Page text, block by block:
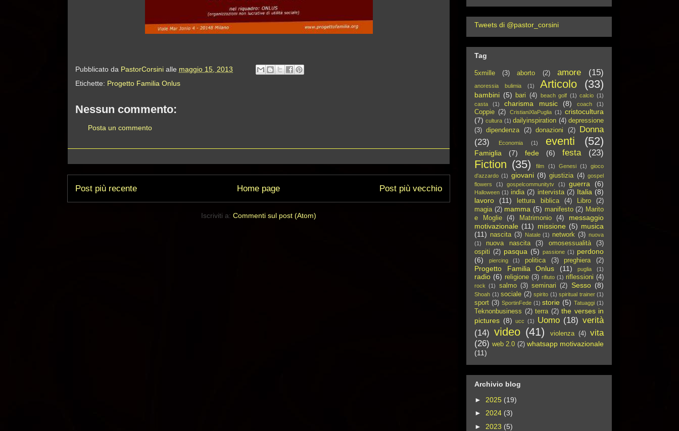
Pubblicato da PastorCorsini alle maggio 15, 2013
Etichette: Progetto Familia Onlus
Nessun commento:
Posta un commento
Post più recente Post più vecchio
Home page
Iscriviti a: Commenti sul post (Atom)
Tweets di @pastor_corsini
Tag
5xmille (3) aborto (2) amore (15)
anoressia bulimia (1) Articolo (33)
bambini (5) bari (4) beach golf (1) calcio (1)
casta
(1) charisma music (8) coach (1)
Coppie (2) CristianiXlaPuglia (1) cristocultura
(7) cultura (1) dailyinspiration (4) depressione
(3)
dipendenza (2) donazioni (2)
Donna
(23)
Economia (1) eventi (52)
Famiglia (7) fede (6) festa (23)
Fiction (35) film (1) Genesi (1)
gioco
d'azzardo (1) giovani (8) giustizia (4) gospel
flowers
(1) gospelcommunitytv (1) guerra (6)
Halloween (1) india (2) intervista (2) Italia (8)
lavoro
(11) lettura biblica (4) Libro
(2)
magia (2) mamma (5) manifesto (2) Marito
e Moglie
(4) Matrimonio (4)
messaggio
motivazionale (11) missione (5) musica
(11) nascita (3) Natale (1) network (3) nuova
(1)
nuova nascita (3) omosessualità
(3)
ospiti (2) pasqua (5) passione (1) perdono
(6)
piercing (1) politica (3) preghiera (2)
Progetto Familia Onlus (11) puglia (1)
radio (6) religione (3) rifiuto (1) riflessioni (4)
rock (1) salmo (3) seminari (2) Sesso (8)
Shoah (1) sociale (2) spirito (1) spiritual trainer (1)
sport (3) SportinFede (1) storie (5) Tatuaggi (1)
Teknonbusiness (2) terra (2) the verses in
pictures (8) ucc (1) Uomo (18) verità
(14) video (41) violenza (4) vita
(26) web 2.0 (2) whatsapp motivazionale
(11)
Archivio blog
► 2025 (19)
► 2024 (3)
► 2023 (5)